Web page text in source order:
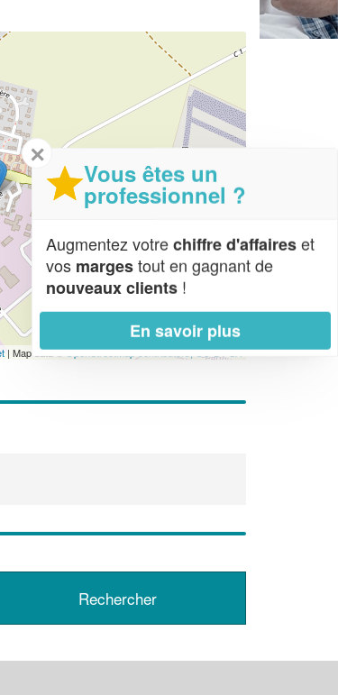
| Map data ©OpenStreetMap contributors,CC-BY-SA
✕
Vous êtes un
professionnel ?
Augmentez votrechiffre d'affaireset
vos margestout en gagnant de
nouveaux clients !
En savoir plus